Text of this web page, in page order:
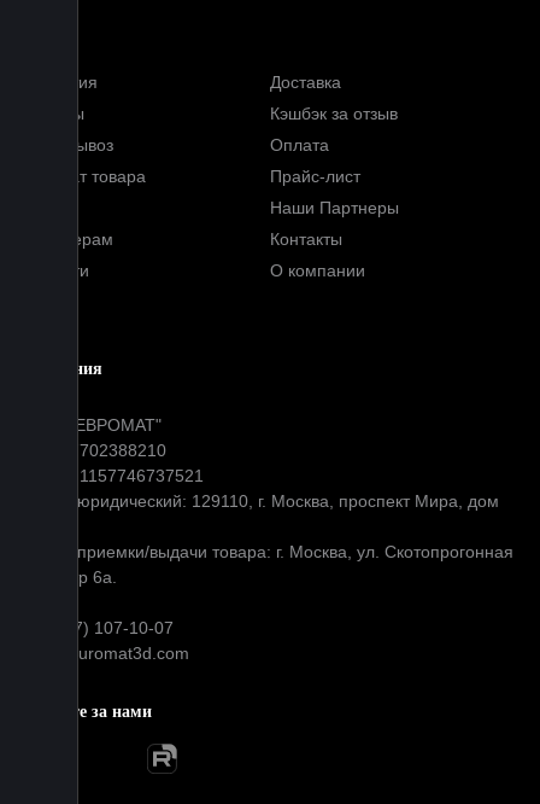
Гарантия
Доставка
Отзывы
Кэшбэк за отзыв
Самовывоз
Оплата
Возврат товара
Прайс-лист
Наши Партнеры
Партнерам
Контакты
Новости
О компании
Компания
ООО "ЕВРОМАТ"
ИНН: 7702388210
ОГРН: 1157746737521
Адрес юридический: 129110, г. Москва, проспект Мира, дом
Адрес приемки/выдачи товара: г. Москва, ул. Скотопрогонная
д 35 стр 6а.
+7 (977) 107-10-07
info@euromat3d.com
Следите за нами